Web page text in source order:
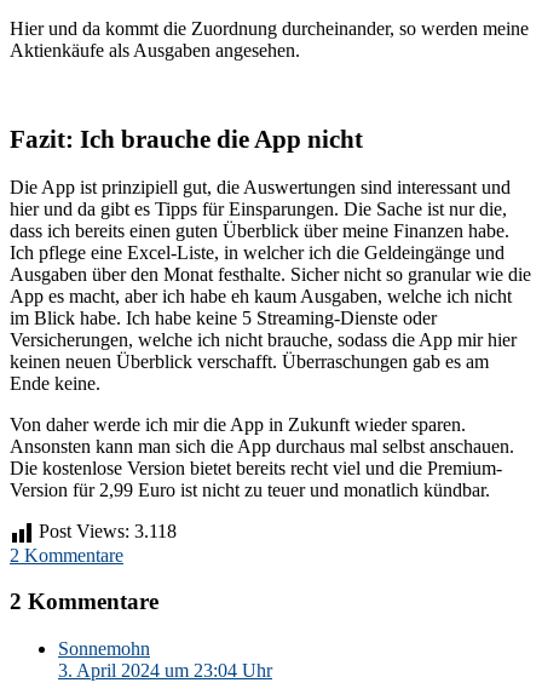
Hier und da kommt die Zuordnung durcheinander, so werden meine
Aktienkäufe als Ausgaben angesehen.
Fazit: Ich brauche die App nicht
Die App ist prinzipiell gut, die Auswertungen sind interessant und
hier und da gibt es Tipps für Einsparungen. Die Sache ist nur die,
dass ich bereits einen guten Überblick über meine Finanzen habe.
Ich pflege eine Excel-Liste, in welcher ich die Geldeingänge und
Ausgaben über den Monat festhalte. Sicher nicht so granular wie die
App es macht, aber ich habe eh kaum Ausgaben, welche ich nicht
im Blick habe. Ich habe keine 5 Streaming-Dienste oder
Versicherungen, welche ich nicht brauche, sodass die App mir hier
keinen neuen Überblick verschafft. Überraschungen gab es am
Ende keine.
Von daher werde ich mir die App in Zukunft wieder sparen.
Ansonsten kann man sich die App durchaus mal selbst anschauen.
Die kostenlose Version bietet bereits recht viel und die Premium-
Version für 2,99 Euro ist nicht zu teuer und monatlich kündbar.
Post Views: 3.118
2 Kommentare
2 Kommentare
Sonnemohn
3. April 2024 um 23:04 Uhr